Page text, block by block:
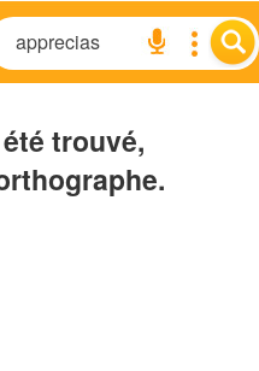
trouvé,